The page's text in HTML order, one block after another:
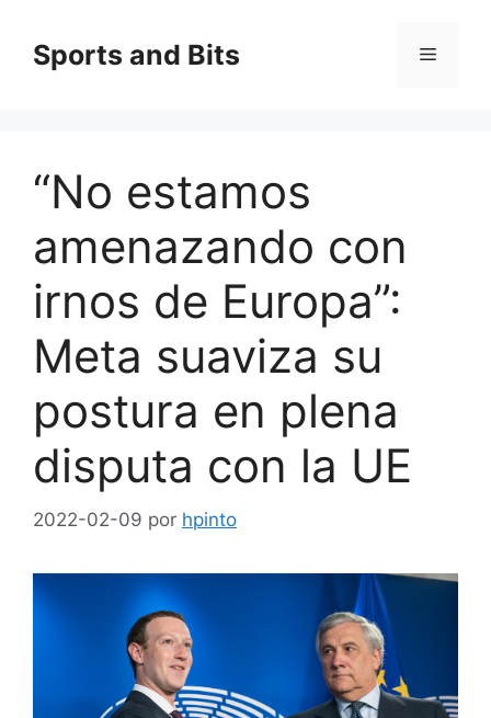
contenido
Sports and Bits Menú
“No estamos
amenazando con
irnos de Europa”:
Meta suaviza su
postura en plena
disputa con la UE
2022-02-09 por hpinto